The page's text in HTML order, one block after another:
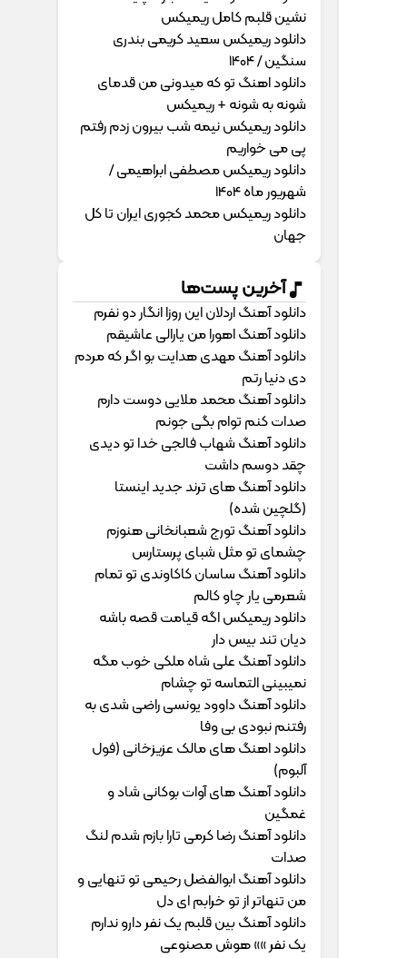
نشین قلبم کامل ریمیکس
دانلود ریمیکس سعید کریمی بندری
سنگین / 1404
دانلود اهنگ تو که میدونی من قدمای
شونه به شونه + ریمیکس
دانلود ریمیکس نیمه شب بیرون زدم رفتم
پی می خواریم
دانلود ریمیکس مصطفی ابراهیمی /
شهریور ماه 1404
دانلود ریمیکس محمد کجوری ایران تا کل
جهان
آخرین پست‌ها
دانلود آهنگ اردلان این روزا انگار دو نفرم
دانلود آهنگ اهورا من یارالی عاشیقم
دانلود آهنگ مهدی هدایت بو اگر که مردم
دی دنیا رتم
دانلود آهنگ محمد ملایی دوﺳﺖ دارم
ﺻﺪات ﻛﻨﻢ ﺗﻮام ﺑﮕﻰ ﺟﻮﻧﻢ
دانلود آهنگ شهاب فالجی خدا تو دیدی
چقد دوسم داشت
دانلود آهنگ های ترند جدید اینستا
(گلچین شده)
دانلود آهنگ تورج شعبانخانی هنوزم
چشمای تو مثل شبای پرستارس
دانلود آهنگ ساسان کاکاوندی تو تمام
شعرمی یار چاو کالم
دانلود ریمیکس اگه قیامت قصه باشه
دیان تند بیس دار
دانلود آهنگ علی شاه ملکی خوب مگه
نمیبینی التماسه تو چشام
دانلود آهنگ داوود یونسی راﺿﻰ ﺷﺪی ﺑﻪ
رﻓﺘﻨﻢ ﻧﺒﻮدی ﺑﻰ وﻓﺎ
دانلود اهنگ های مالک عزیزخانی (فول
آلبوم)
دانلود آهنگ های آوات بوکانی شاد و
غمگین
دانلود آهنگ رضا کرمی تارا بازم شدم لنگ
صدات
دانلود آهنگ ابوالفضل رحیمی ﺗﻮ ﺗﻨﻬﺎﻳﻰ و
ﻣﻦ ﺗﻨﻬﺎﺗﺮ از ﺗﻮ ﺧﺮاﺑﻢ ای دل
دانلود آهنگ بین قلبم یک نفر دارو ندارم
یک نفر »» هوش مصنوعی